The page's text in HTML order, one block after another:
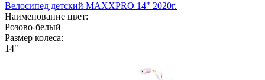
Велосипед детский MAXXPRO 14" 2020г.
Наименование цвет:
Розово-белый
Размер колеса:
14"